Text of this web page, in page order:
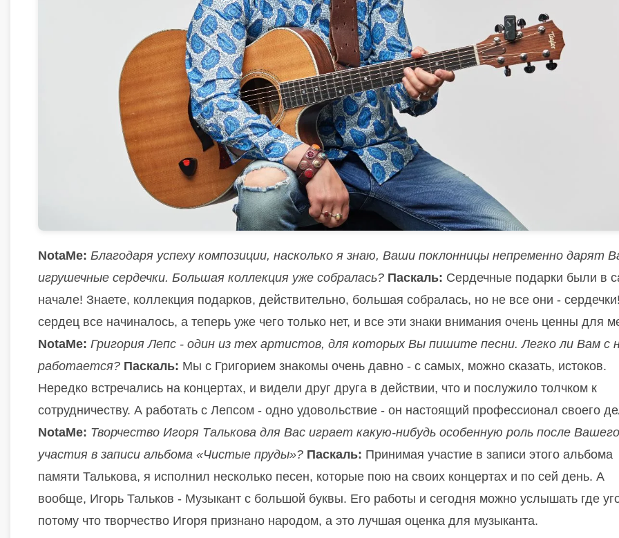
NotaMe: Благодаря успеху композиции, насколько я знаю, Ваши поклонницы непременно дарят
игрушечные сердечки. Большая коллекция уже собралась? Паскаль: Сердечные подарки были в
начале! Знаете, коллекция подарков, действительно, большая собралась, но не все они -
сердец все начиналось, а теперь уже чего только нет, и все эти знаки внимания очень ценны для
NotaMe: Григория Лепс - один из тех артистов, для которых Вы пишите песни. Легко ли Вам с
работается? Паскаль: Мы с Григорием знакомы очень давно - с самых, можно сказать, истоков.
Нередко встречались на концертах, и видели друг друга в действии, что и послужило толчком к
сотрудничеству. А работать с Лепсом - одно удовольствие - он настоящий профессионал своего
NotaMe: Творчество Игоря Талькова для Вас играет какую-нибудь особенную роль после Вашего
участия в записи альбома «Чистые пруды»? Паскаль: Принимая участие в записи этого альбома
памяти Талькова, я исполнил несколько песен, которые пою на своих концертах и по сей день. А
вообще, Игорь Тальков - Музыкант с большой буквы. Его работы и сегодня можно услышать где
потому что творчество Игоря признано народом, а это лучшая оценка для музыканта.